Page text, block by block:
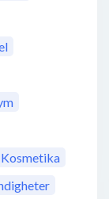
Kosmetika